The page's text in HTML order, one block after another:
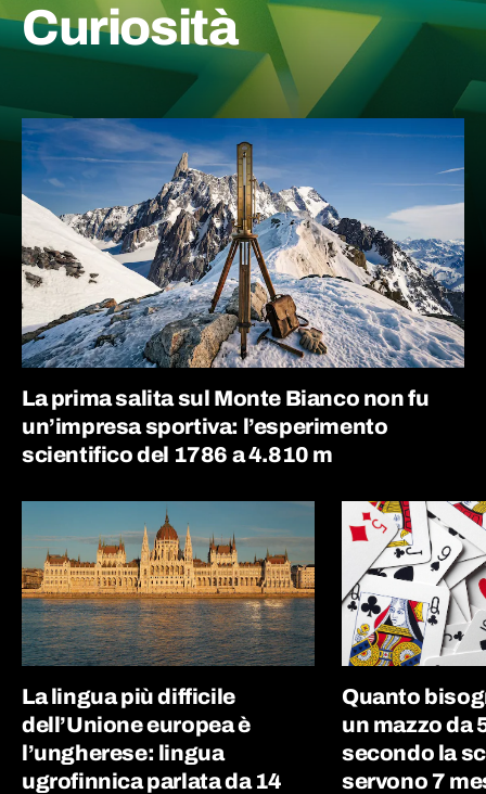
Curiosità
La prima salita sul Monte Bianco non fu
un’impresa sportiva: l’esperimento
scientifico del 1786 a 4.810 m
La lingua più difficile
dell’Unione europea è
l’ungherese: lingua
ugrofinnica parlata da 14
Quanto
un mazzo da
secondo la
servono 7